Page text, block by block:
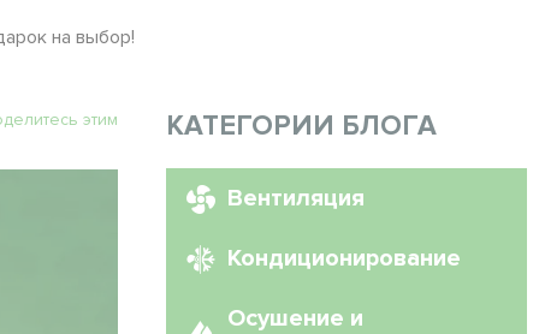
на выбор!
этим КАТЕГОРИИ БЛОГА
Вентиляция
Кондиционирование
Осушение и